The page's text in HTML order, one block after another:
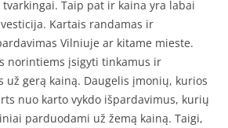
Taip pat ir kaina yra labai
Kartais randamas ir
Vilniuje ar kitame mieste.
norintiems įsigyti tinkamus ir
už gerą kainą. Daugelis įmonių, kurios
nuo karto vykdo išpardavimus, kurių
parduodami už žemą kainą. Taigi,